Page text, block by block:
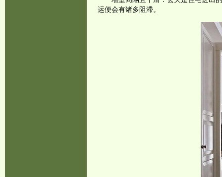
运便会有诸多阻滞。